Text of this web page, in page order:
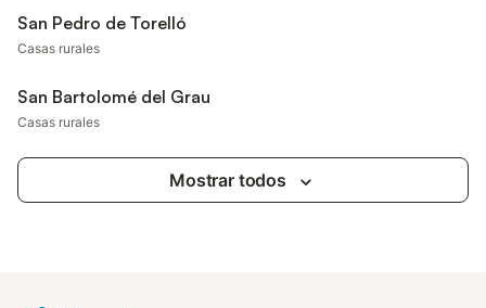
San Pedro de Torelló
Casas rurales
San Bartolomé del Grau
Casas rurales
Mostrar todos